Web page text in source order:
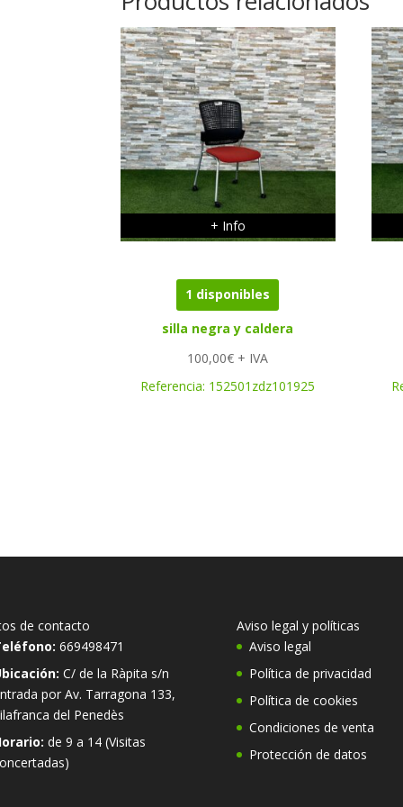
1 disponibles
silla negra y caldera
100,00€ + IVA
Referencia: 152501zdz101925
+ Info
de contacto
669498471
C/ de la Ràpita s/n
por Av. Tarragona 133,
del Penedès
de 9 a 14 (Visitas
Aviso legal y políticas
Aviso legal
Política de privacidad
Política de cookies
Condiciones de venta
Protección de datos